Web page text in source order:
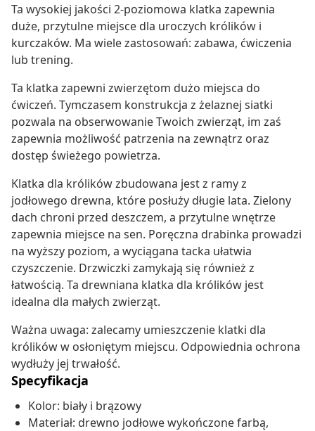
Ta wysokiej jakości 2-poziomowa klatka zapewnia
duże, przytulne miejsce dla uroczych królików i
kurczaków. Ma wiele zastosowań: zabawa, ćwiczenia
lub trening.
Ta klatka zapewni zwierzętom dużo miejsca do
ćwiczeń. Tymczasem konstrukcja z żelaznej siatki
pozwala na obserwowanie Twoich zwierząt, im zaś
zapewnia możliwość patrzenia na zewnątrz oraz
dostęp świeżego powietrza.
Klatka dla królików zbudowana jest z ramy z
jodłowego drewna, które posłuży długie lata. Zielony
dach chroni przed deszczem, a przytulne wnętrze
zapewnia miejsce na sen. Poręczna drabinka prowadzi
na wyższy poziom, a wyciągana tacka ułatwia
czyszczenie. Drzwiczki zamykają się również z
łatwością. Ta drewniana klatka dla królików jest
idealna dla małych zwierząt.
Ważna uwaga: zalecamy umieszczenie klatki dla
królików w osłoniętym miejscu. Odpowiednia ochrona
wydłuży jej trwałość.
Specyfikacja
Kolor: biały i brązowy
Materiał: drewno jodłowe wykończone farbą,